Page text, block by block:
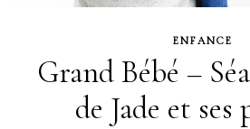
ENFANCE
Grand Bébé –
de Jade et ses